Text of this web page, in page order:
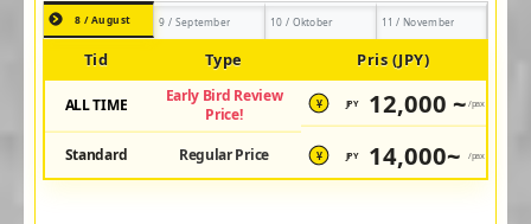
8 / August 9 / September 10 / Oktober 11 / November
Tid Type Pris (JPY)
ALL TIME
Early Bird Review
Price!
¥ JPY 12,000 ~ /pax
Standard Regular Price ¥ JPY 14,000~ /pax